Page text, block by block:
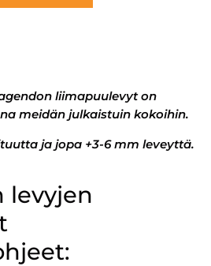
liimapuulevyt on
meidän julkaistuin kokoihin.
ja jopa +3-6 mm leveyttä.
levyjen